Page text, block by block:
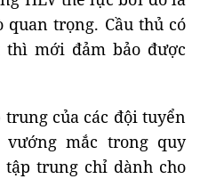
trọng. Cầu thủ có
thì mới đảm bảo được
của các đội tuyển
mắc trong quy
trung chỉ dành cho